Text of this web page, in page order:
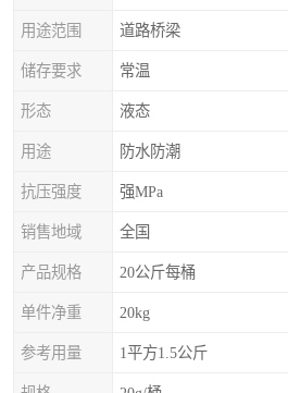
用途范围 道路桥梁
储存要求 常温
形态 液态
用途 防水防潮
抗压强度 强MPa
销售地域 全国
产品规格 20公斤每桶
单件净重 20kg
参考用量 1平方1.5公斤